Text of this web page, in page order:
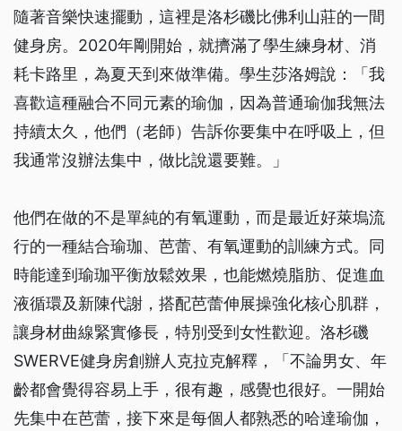
隨著音樂快速擺動，這裡是洛杉磯比佛利山莊的一間
健身房。2020年剛開始，就擠滿了學生練身材、消
耗卡路里，為夏天到來做準備。學生莎洛姆說：「我
喜歡這種融合不同元素的瑜伽，因為普通瑜伽我無法
持續太久，他們（老師）告訴你要集中在呼吸上，但
我通常沒辦法集中，做比說還要難。」
他們在做的不是單純的有氧運動，而是最近好萊塢流
行的一種結合瑜珈、芭蕾、有氧運動的訓練方式。同
時能達到瑜珈平衡放鬆效果，也能燃燒脂肪、促進血
液循環及新陳代謝，搭配芭蕾伸展操強化核心肌群，
讓身材曲線緊實修長，特別受到女性歡迎。洛杉磯
SWERVE健身房創辦人克拉克解釋，「不論男女、年
齡都會覺得容易上手，很有趣，感覺也很好。一開始
先集中在芭蕾，接下來是每個人都熟悉的哈達瑜伽，